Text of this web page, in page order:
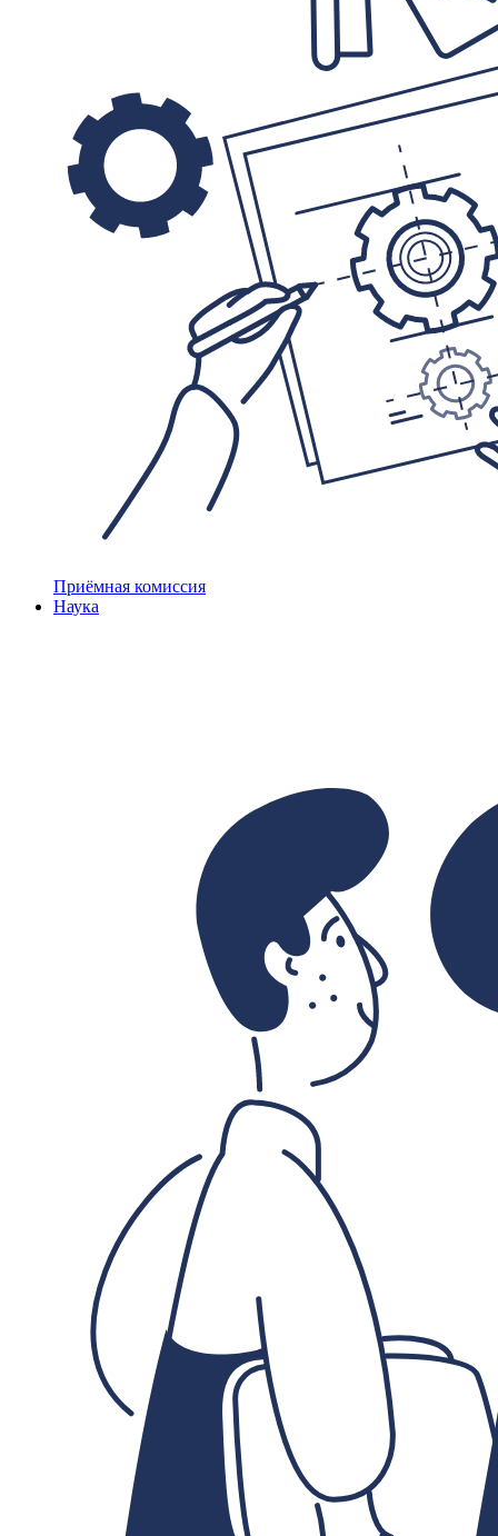
Приёмная комиссия
Наука